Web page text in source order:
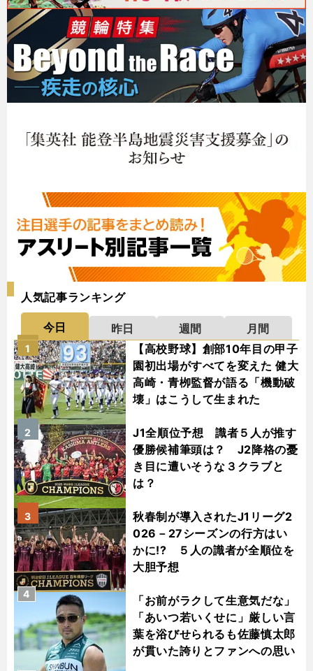
人気記事ランキング
今日 昨日 週間
月間
【高校野球】創部10年目の甲子
園初出場がすべてを変えた 健大
高崎・青栁監督が語る「機動破
壊」はこうして生まれた
1
J1全順位予想 識者５人が推す
優勝候補筆頭は？ J2降格の憂
き目に遭いそうな３クラブと
は？
2
秋春制が導入されたJ1リーグ2
026－27シーズンの行方はい
かに!? ５人の識者が全順位を
大胆予想
3
「お前がラクして生意気だな」
「あいつ若いくせに」厳しい言
葉を浴びせられるも佐藤慎太郎
が貫いた誇りとファンへの思い
4